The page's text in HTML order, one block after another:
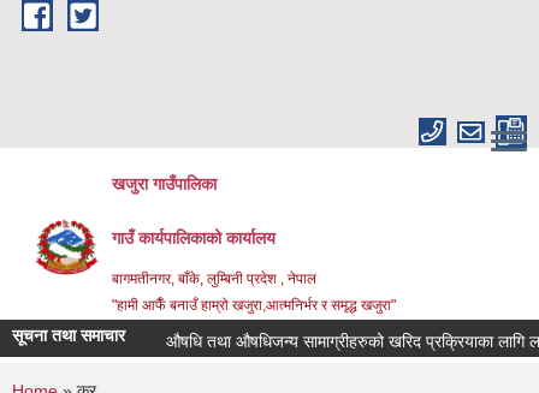
Skip to main content
खजुरा गाउँपालिका
गाउँ कार्यपालिकाको कार्यालय
बागमतीनगर, बाँके, लुम्बिनी प्रदेश , नेपाल
"हामी आफैँ बनाउँ हाम्रो खजुरा,आत्मनिर्भर र समृद्ध खजुरा"
सूचना तथा समाचार औषधि तथा औषधिजन्य सामाग्रीहरुको खरिद प्रक्रियाका लागि